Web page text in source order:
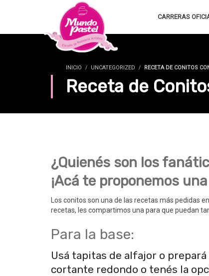
CARRERAS
INICIO UNCATEGORIZED RECETA DE CONITOS
Receta de
¿Quienés son los
¡Acá te proponemos
Los conitos son una de las recetas más pedidas
recetas, les compartimos una para que puedan
Para la base:
Usá tapitas de alfajor o prepará
cortante redondo o tenés la